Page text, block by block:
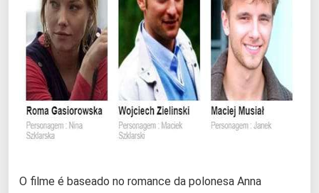
O filme é baseado no romance da polonesa Anna